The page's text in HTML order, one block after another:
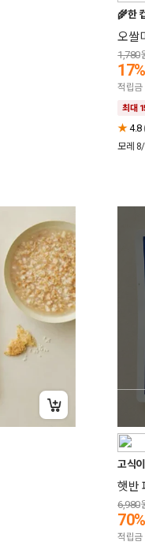
🌾한
오쌀
1,780
17%
적립금
최대
★4.8
모레
고식
햇반
6,980
70%
적립금